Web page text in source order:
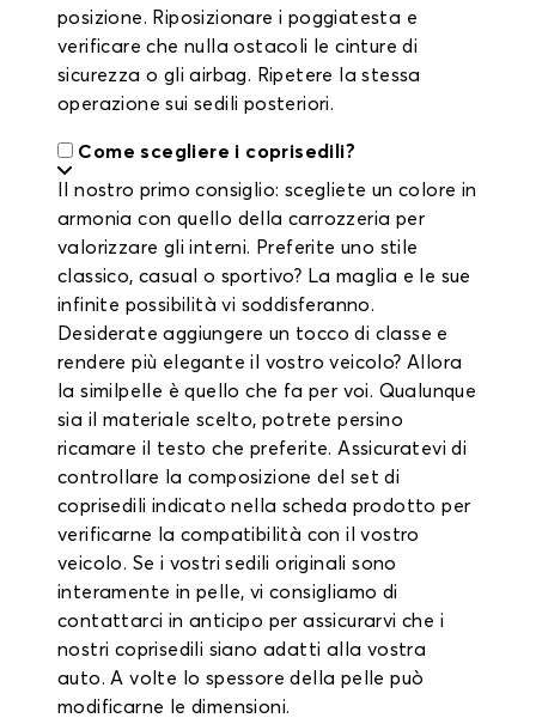
posizione. Riposizionare i poggiatesta e
verificare che nulla ostacoli le cinture di
sicurezza o gli airbag. Ripetere la stessa
operazione sui sedili posteriori.
Come scegliere i coprisedili?
Il nostro primo consiglio: scegliete un colore in
armonia con quello della carrozzeria per
valorizzare gli interni. Preferite uno stile
classico, casual o sportivo? La maglia e le sue
infinite possibilità vi soddisferanno.
Desiderate aggiungere un tocco di classe e
rendere più elegante il vostro veicolo? Allora
la similpelle è quello che fa per voi. Qualunque
sia il materiale scelto, potrete persino
ricamare il testo che preferite. Assicuratevi di
controllare la composizione del set di
coprisedili indicato nella scheda prodotto per
verificarne la compatibilità con il vostro
veicolo. Se i vostri sedili originali sono
interamente in pelle, vi consigliamo di
contattarci in anticipo per assicurarvi che i
nostri coprisedili siano adatti alla vostra
auto. A volte lo spessore della pelle può
modificarne le dimensioni.